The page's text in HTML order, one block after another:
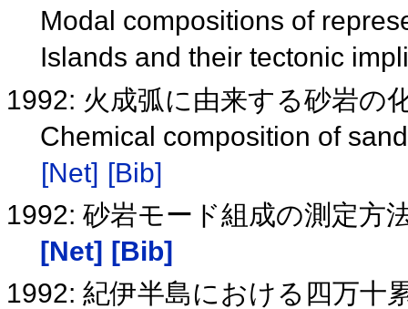
Modal compositions of
Islands and their tectonic
1992: 火成弧に由来する砂岩の
Chemical composition of
[Net] [Bib]
1992: 砂岩モード組成の測定方
[Net] [Bib]
1992: 紀伊半島における四万十